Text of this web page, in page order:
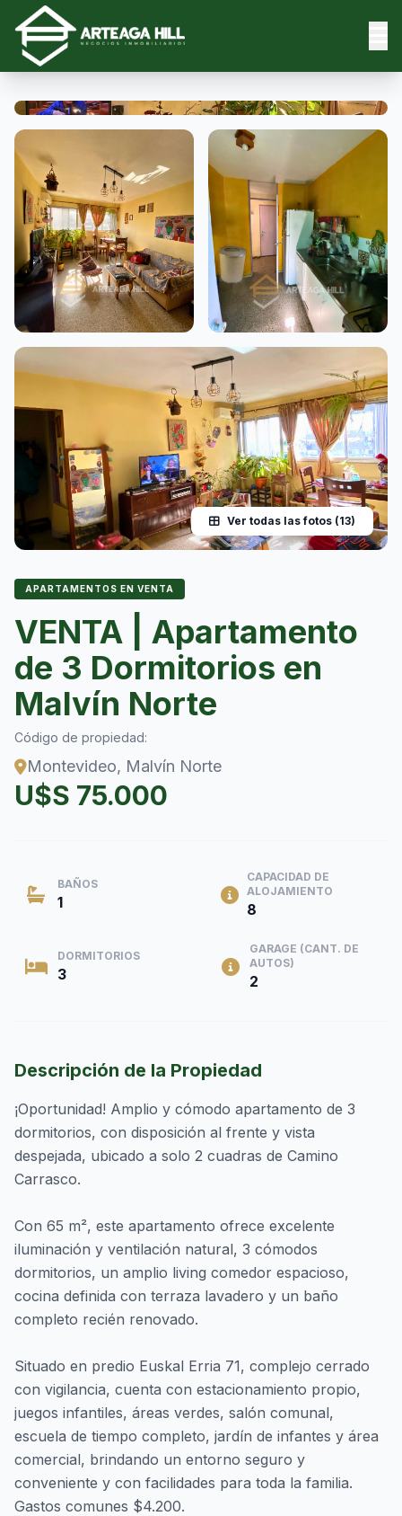
Ver todas las fotos (13)
APARTAMENTOS EN VENTA
VENTA | Apartamento
de 3 Dormitorios en
Malvín Norte
Código de propiedad:
Montevideo, Malvín Norte
U$S 75.000
BAÑOS
1
CAPACIDAD DE
ALOJAMIENTO
8
DORMITORIOS
3
GARAGE (CANT. DE
AUTOS)
2
Descripción de la Propiedad
¡Oportunidad! Amplio y cómodo apartamento de 3
dormitorios, con disposición al frente y vista
despejada, ubicado a solo 2 cuadras de Camino
Carrasco.
Con 65 m², este apartamento ofrece excelente
iluminación y ventilación natural, 3 cómodos
dormitorios, un amplio living comedor espacioso,
cocina definida con terraza lavadero y un baño
completo recién renovado.
Situado en predio Euskal Erria 71, complejo cerrado
con vigilancia, cuenta con estacionamiento propio,
juegos infantiles, áreas verdes, salón comunal,
escuela de tiempo completo, jardín de infantes y área
comercial, brindando un entorno seguro y
conveniente y con facilidades para toda la familia.
Gastos comunes $4.200.